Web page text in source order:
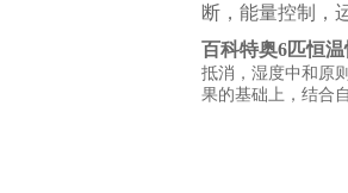
断，能量控制，
百科特奥6匹恒
抵消，湿度中和原
果的基础上，结合